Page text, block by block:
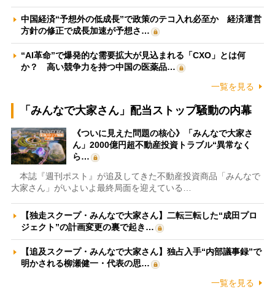
中国経済“予想外の低成長”で政策のテコ入れ必至か 経済運営
方針の修正で成長加速が予想さ…
“AI革命”で爆発的な需要拡大が見込まれる「CXO」とは何
か？ 高い競争力を持つ中国の医薬品…
一覧を見る
「みんなで大家さん」配当ストップ騒動の内幕
《ついに見えた問題の核心》「みんなで大家さ
ん」2000億円超不動産投資トラブル“異常なく
ら…
本誌『週刊ポスト』が追及してきた不動産投資商品「みんなで
大家さん」がいよいよ最終局面を迎えている…
【独走スクープ・みんなで大家さん】二転三転した“成田プロ
ジェクト”の計画変更の裏で起き…
【追及スクープ・みんなで大家さん】独占入手“内部議事録”で
明かされる柳瀬健一・代表の思…
一覧を見る